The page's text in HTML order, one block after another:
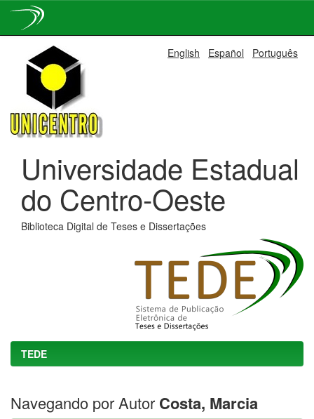
navigation
English Español Português
Universidade Estadual
do Centro-Oeste
Biblioteca Digital de Teses e Dissertações
TEDE
Navegando por Autor Costa, Marcia